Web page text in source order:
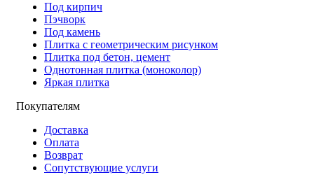
Под кирпич
Пэчворк
Под камень
Плитка с геометрическим рисунком
Плитка под бетон, цемент
Однотонная плитка (моноколор)
Яркая плитка
Покупателям
Доставка
Оплата
Возврат
Сопутствующие услуги